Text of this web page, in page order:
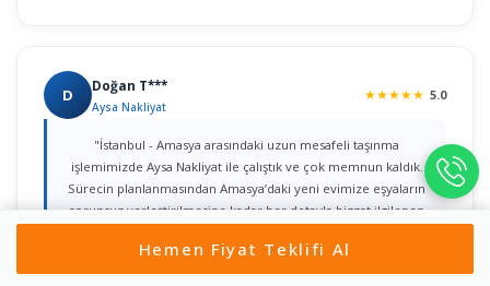
D Doğan T***
Aysa Nakliyat
★★★★★ 5.0
"İstanbul - Amasya arasındaki uzun mesafeli taşınma
işlemimizde Aysa Nakliyat ile çalıştık ve çok memnun kaldık.
Sürecin planlanmasından Amasya’daki yeni evimize eşyaların
sorunsuz yerleştirilmesine kadar her detayla bizzat ilgilenen
işçilikleri ve güven veren iletişimleri için tüm ekibe teşekkür
ederim."
Hemen Fiyat Teklifi Al